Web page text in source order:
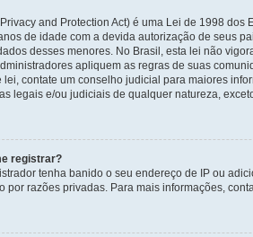
and Protection Act) é uma Lei de 1998
de idade com a devida autorização de seus
desses menores. No Brasil, esta lei não
apliquem as regras de suas
contate um conselho judicial para maiores
legais e/ou judiciais de qualquer natureza,
registrar?
tenha banido o seu endereço de IP ou
por razões privadas. Para mais informações,